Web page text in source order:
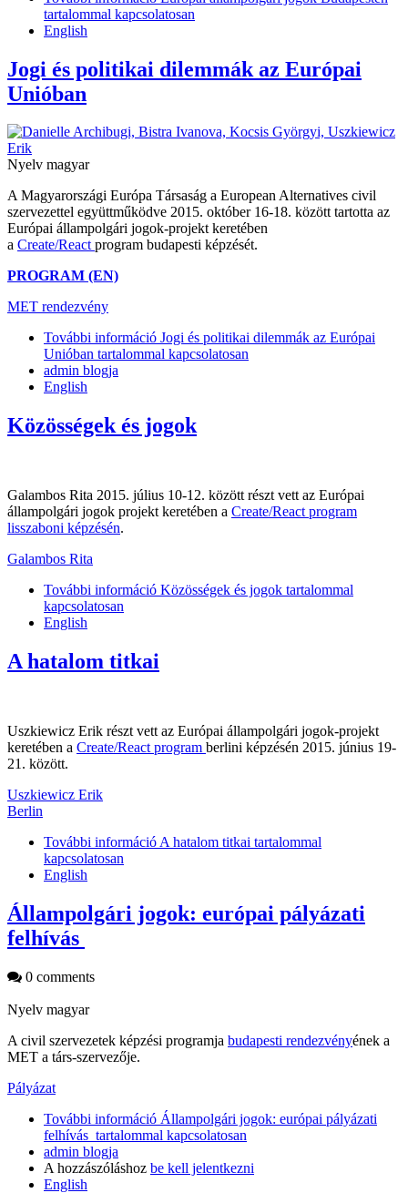
tartalommal kapcsolatosan
English
Jogi és politikai dilemmák az Európai
Unióban
Nyelv magyar
A Magyarországi Európa Társaság a European Alternatives civil
szervezettel együttműködve 2015. október 16-18. között tartotta az
Európai állampolgári jogok-projekt keretében
a Create/Reactprogram budapesti képzését.
PROGRAM (EN)
MET rendezvény
További információ Jogi és politikai dilemmák az Európai
Unióban tartalommal kapcsolatosan
admin blogja
English
Közösségek és jogok
Galambos Rita 2015. július 10-12. között részt vett az Európai
állampolgári jogok projekt keretében a Create/React program
lisszaboni képzésén.
Galambos Rita
További információ Közösségek és jogok tartalommal
kapcsolatosan
English
A hatalom titkai
Uszkiewicz Erik részt vett az Európai állampolgári jogok-projekt
keretében a Create/React program berlini képzésén 2015. június 19-
21. között.
Uszkiewicz Erik
Berlin
További információ A hatalom titkai tartalommal
kapcsolatosan
English
Állampolgári jogok: európai pályázati
felhívás
0 comments
Nyelv magyar
A civil szervezetek képzési programja budapesti rendezvényének a
MET a társ-szervezője.
Pályázat
További információ Állampolgári jogok: európai pályázati
felhívás tartalommal kapcsolatosan
admin blogja
A hozzászóláshoz be kell jelentkezni
English